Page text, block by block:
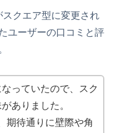
クエア型に変更され
ユーザーの口コミと評
っていたので、スク
ありました。
期待通りに壁際や角